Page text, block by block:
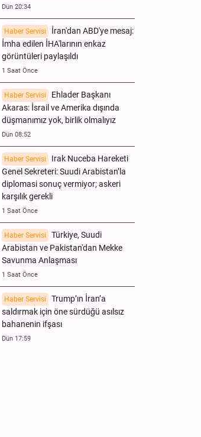
Dün 20:34
Haber Servisi
İran'dan ABD'ye mesaj:
İmha edilen İHA'larının enkaz
görüntüleri paylaşıldı
1 Saat Önce
Haber Servisi
Ehlader Başkanı
Akaras: İsrail ve Amerika dışında
düşmanımız yok, birlik olmalıyız
Dün 08:52
Haber Servisi
Irak Nuceba Hareketi
Genel Sekreteri: Suudi Arabistan’la
diplomasi sonuç vermiyor; askeri
karşılık gerekli
1 Saat Önce
Haber Servisi
Türkiye, Suudi
Arabistan ve Pakistan'dan Mekke
Savunma Anlaşması
1 Saat Önce
Haber Servisi
Trump’ın İran’a
saldırmak için öne sürdüğü asılsız
bahanenin ifşası
Dün 17:59